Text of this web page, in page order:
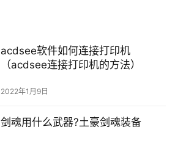
acdsee软件如何连接打印机
（acdsee连接打印机的方法）
2022年1月9日
剑魂用什么武器?土豪剑魂装备